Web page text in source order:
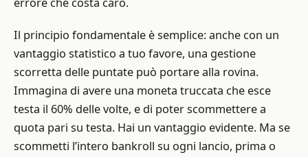
Il principio fondamentale è semplice: anche con un
vantaggio statistico a tuo favore, una gestione
scorretta delle puntate può portare alla rovina.
Immagina di avere una moneta truccata che esce
testa il 60% delle volte, e di poter scommettere a
quota pari su testa. Hai un vantaggio evidente. Ma se
scommetti l’intero bankroll su ogni lancio, prima o